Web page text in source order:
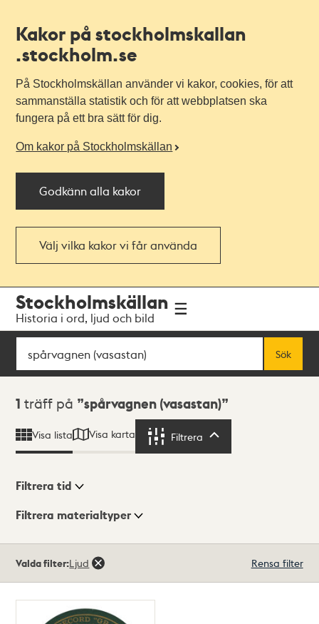
Kakor på stockholmskallan
.stockholm.se
På Stockholmskällan använder vi kakor, cookies, för att
sammanställa statistik och för att webbplatsen ska
fungera på ett bra sätt för dig.
Om kakor på Stockholmskällan
Godkänn alla kakor
Välj vilka kakor vi får använda
navigationen
huvudinnehållet
Stockholmskällan
Historia i ord, ljud och bild
Sök
Sök
Sökresultat
1 träff på spårvagnen (vasastan)
Visa lista Visa karta Filtrera
Visningsläge
Filtrera tid
Filtrera materialtyper
träffar
Valda filter:Ljud Rensa filter